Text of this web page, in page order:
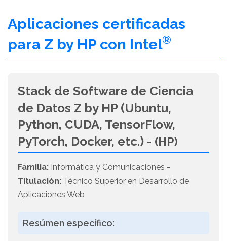
Aplicaciones certificadas
para Z by HP con Intel®
Stack de Software de Ciencia
de Datos Z by HP (Ubuntu,
Python, CUDA, TensorFlow,
PyTorch, Docker, etc.) - (HP)
Familia: Informática y Comunicaciones -
Titulación: Técnico Superior en Desarrollo de
Aplicaciones Web
Resúmen específico: